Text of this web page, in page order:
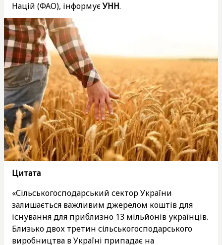
Націй (ФАО), інформуєУНН.
Цитата
«Сільськогосподарський сектор України
залишається важливим джерелом коштів для
існування для приблизно 13 мільйонів українців.
Близько двох третин сільськогосподарського
виробництва в Україні припадає на